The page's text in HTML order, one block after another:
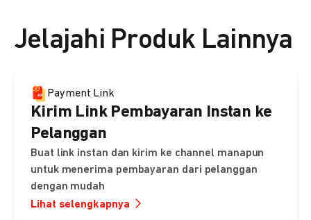
Jelajahi Produk Lainnya
Payment Link
Kirim Link Pembayaran Instan ke
Pelanggan
Buat link instan dan kirim ke channel manapun
untuk menerima pembayaran dari pelanggan
dengan mudah
Lihat selengkapnya